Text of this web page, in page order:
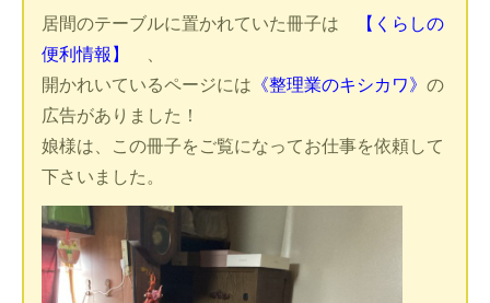
居間のテーブルに置かれていた冊子は
【くらしの
便利情報】
開かれいているページには 《整理業のキシカワ》の
広告がありました！
娘様は、この冊子をご覧になってお仕事を依頼して
下さいました。